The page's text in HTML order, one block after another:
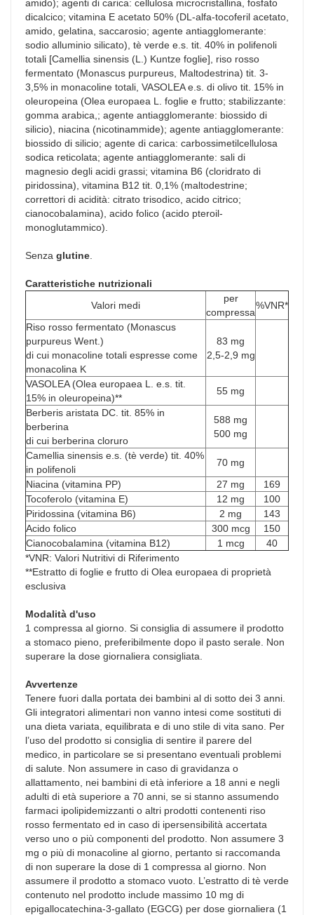
amido); agenti di carica: cellulosa microcristallina, fosfato
dicalcico; vitamina E acetato 50% (DL-alfa-tocoferil acetato,
amido, gelatina, saccarosio; agente antiagglomerante:
sodio alluminio silicato), tè verde e.s. tit. 40% in polifenoli
totali [Camellia sinensis (L.) Kuntze foglie], riso rosso
fermentato (Monascus purpureus, Maltodestrina) tit. 3-
3,5% in monacoline totali, VASOLEA e.s. di olivo tit. 15% in
oleuropeina (Olea europaea L. foglie e frutto; stabilizzante:
gomma arabica,; agente antiagglomerante: biossido di
silicio), niacina (nicotinammide); agente antiagglomerante:
biossido di silicio; agente di carica: carbossimetilcellulosa
sodica reticolata; agente antiagglomerante: sali di
magnesio degli acidi grassi; vitamina B6 (cloridrato di
piridossina), vitamina B12 tit. 0,1% (maltodestrine;
correttori di acidità: citrato trisodico, acido citrico;
cianocobalamina), acido folico (acido pteroil-
monoglutammico).
Senza glutine
Caratteristiche nutrizionali
Valori medi
per
compressa
%VNR*
Riso rosso fermentato (Monascus
purpureus Went.)
di cui monacoline totali espresse come
monacolina K
83 mg
2,5-2,9 mg
VASOLEA (Olea europaea L. e.s. tit.
15% in oleuropeina)**
55 mg
Berberis aristata DC. tit. 85% in
berberina
di cui berberina cloruro
588 mg
500 mg
Camellia sinensis e.s. (tè verde) tit. 40%
in polifenoli
70 mg
Niacina (vitamina PP)
27 mg
169
Tocoferolo (vitamina E)
12 mg
100
Piridossina (vitamina B6)
2 mg
143
Acido folico
300 mcg
150
Cianocobalamina (vitamina B12)
1 mcg
40
*VNR: Valori Nutritivi di Riferimento
**Estratto di foglie e frutto di Olea europaea di proprietà
esclusiva
Modalità d'uso
1 compressa al giorno. Si consiglia di assumere il prodotto
a stomaco pieno, preferibilmente dopo il pasto serale. Non
superare la dose giornaliera consigliata.
Avvertenze
Tenere fuori dalla portata dei bambini al di sotto dei 3 anni.
Gli integratori alimentari non vanno intesi come sostituti di
una dieta variata, equilibrata e di uno stile di vita sano. Per
l’uso del prodotto si consiglia di sentire il parere del
medico, in particolare se si presentano eventuali problemi
di salute. Non assumere in caso di gravidanza o
allattamento, nei bambini di età inferiore a 18 anni e negli
adulti di età superiore a 70 anni, se si stanno assumendo
farmaci ipolipidemizzanti o altri prodotti contenenti riso
rosso fermentato ed in caso di ipersensibilità accertata
verso uno o più componenti del prodotto. Non assumere 3
mg o più di monacoline al giorno, pertanto si raccomanda
di non superare la dose di 1 compressa al giorno. Non
assumere il prodotto a stomaco vuoto. L’estratto di tè verde
contenuto nel prodotto include massimo 10 mg di
epigallocatechina-3-gallato (EGCG) per dose giornaliera (1